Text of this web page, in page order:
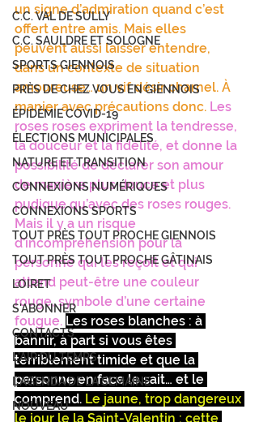
C.C. VAL DE SULLY
C.C. SAULDRE ET SOLOGNE
SPORTS GIENNOIS
PRÈS DE CHEZ VOUS EN GIENNOIS
ÉPIDÉMIE COVID-19
ÉLECTIONS MUNICIPALES
NATURE ET TRANSITION
CONNEXIONS NUMÉRIQUES
CONNEXIONS SPORTS
TOUT PRÈS TOUT PROCHE GIENNOIS
TOUT PRÈS TOUT PROCHE GÂTINAIS
LOIRET
S'ABONNER
CONTACTS
L'AIR DU TEMPS
L'AGENDA DE LA SEMAINE
NOUVEAU
un signe d’admiration quand c’est
offert entre amis. Mais elles
peuvent aussi laisser entendre,
dans un contexte de situation
amoureuse… un vif désir charnel. À
manier avec précautions donc. Les
roses roses expriment la tendresse,
la douceur et la fidélité, et donne la
possibilité de déclarer son amour
de manière plus douce et plus
pudique qu’avec des roses rouges.
Mais il y a un risque
d’incompréhension pour la
personne qui les reçoit et qui
attend peut-être une couleur
rouge, symbole d’une certaine
fougue. Les roses blanches : à
bannir, à part si vous êtes
terriblement timide et que la
personne en face le sait… et le
comprend. Le jaune, trop dangereux
le jour le la Saint-Valentin : cette